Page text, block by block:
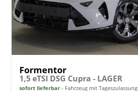
Formentor
1,5 eTSI DSG Cupra - LAGER
sofort lieferbar Fahrzeug mit Tageszulassung